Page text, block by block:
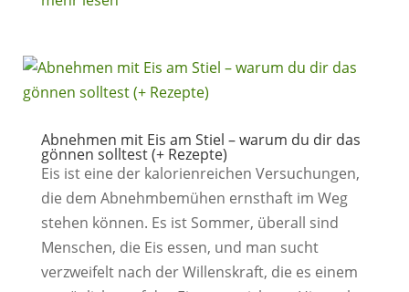
Abnehmen mit Eis am Stiel – warum du dir das
gönnen solltest (+ Rezepte)
Eis ist eine der kalorienreichen Versuchungen,
die dem Abnehmbemühen ernsthaft im Weg
stehen können. Es ist Sommer, überall sind
Menschen, die Eis essen, und man sucht
verzweifelt nach der Willenskraft, die es einem